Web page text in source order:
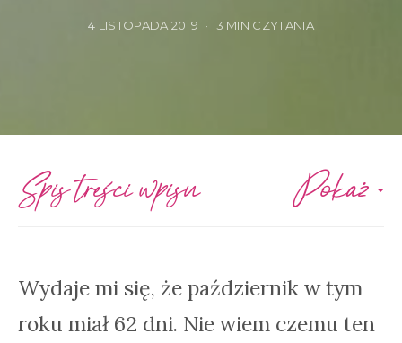
4 LISTOPADA 2019 3 MIN CZYTANIA
Spis treści wpisu Pokaż
Wydaje mi się, że październik w tym
roku miał 62 dni. Nie wiem czemu ten